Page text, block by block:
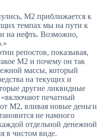
M2 приближается к
темпах мы на пути к
на нефть. Возможно,
репостов, показывая,
M2 и почему он так
массы, который
на текущих и
другие ликвидные
«включают печатный
M2, вливая новые деньги
не намного
отдельной денежной
в чистом виде.